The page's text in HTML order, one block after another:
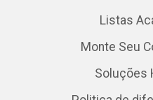
Listas
Monte Seu
Soluções